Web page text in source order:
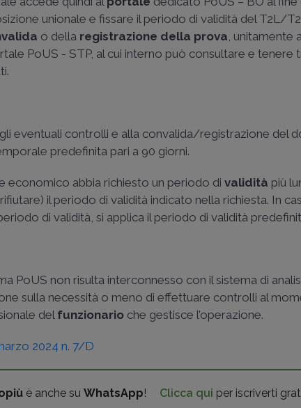
unionale e fissare il periodo di validità del T2L/
o della registrazione della prova, unitamente
PoUS - STP, al cui interno può consultare e
eventuali controlli e alla convalida/registrazione del
predefinita pari a 90 giorni.
economico abbia richiesto un periodo divalidità più
il periodo di validità indicato nella richiesta. In
di validità, si applica il periodo di validità
PoUS non risulta interconnesso con il sistema di
sulla necessità o meno di effettuare controlli al
del funzionario che gestisce l’operazione.
2024 n. 7/D
è anche suWhatsApp! Clicca qui per iscriverti